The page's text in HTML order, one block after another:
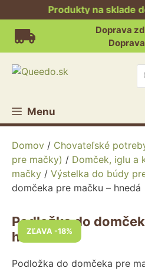
Produkty na sklade
Preskočiť
obsah
Doprava
Menu
Domov / Chovateľské
pre mačky) / Domček, iglu a
mačky / Výstelka do búdy
domčeka pre mačku – hnedá
ZĽAVA -18%
Podložka do
hnedá
Podložka do domčeka pre